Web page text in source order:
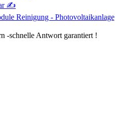
✍
Reinigung - Photovoltaikanlage
-schnelle Antwort garantiert !